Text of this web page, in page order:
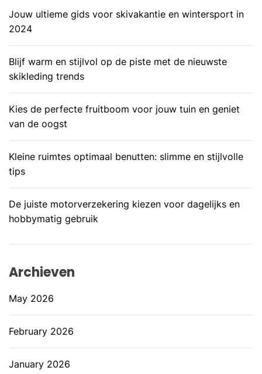
Jouw ultieme gids voor skivakantie en wintersport in
2024
Blijf warm en stijlvol op de piste met de nieuwste
skikleding trends
Kies de perfecte fruitboom voor jouw tuin en geniet
van de oogst
Kleine ruimtes optimaal benutten: slimme en stijlvolle
tips
De juiste motorverzekering kiezen voor dagelijks en
hobbymatig gebruik
Archieven
May 2026
February 2026
January 2026